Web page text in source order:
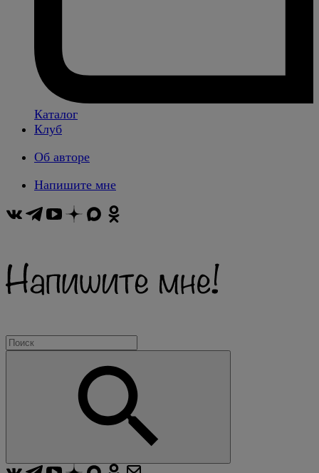
Каталог
Клуб
Об авторе
Напишите мне